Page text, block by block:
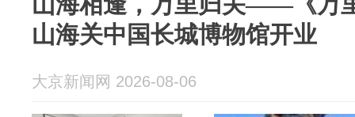
山海关中国长城博物馆开业
大京新闻网 2026-08-06